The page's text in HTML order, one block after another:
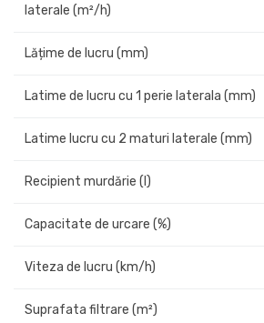
laterale (m²/h)
Lățime de lucru (mm)
Latime de lucru cu 1 perie laterala (mm)
Latime lucru cu 2 maturi laterale (mm)
Recipient murdărie (l)
Capacitate de urcare (%)
Viteza de lucru (km/h)
Suprafata filtrare (m²)